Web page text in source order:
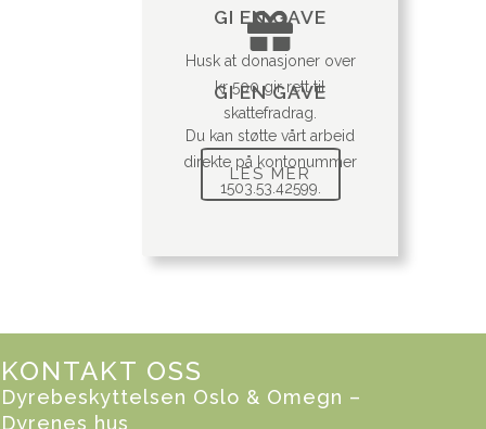
GI EN GAVE
Du kan støtte vårt arbeid
direkte på kontonummer
1503.53.42599.
GI EN GAVE
Husk at donasjoner over
kr 500 gir rett til
skattefradrag.
LES MER
KONTAKT OSS
Dyrebeskyttelsen Oslo & Omegn –
Dyrenes hus